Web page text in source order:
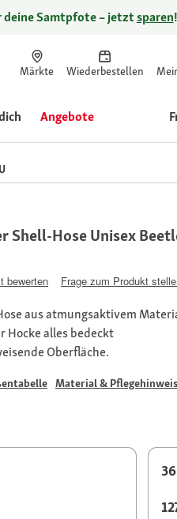
Samtpfote – jetztsparen!
Märkte Wiederbestellen
Angebote
Shell-Hose Unisex
bewerten Frage zum Produkt
aus atmungsaktivem
Hocke alles bedeckt
Oberfläche.
Material &